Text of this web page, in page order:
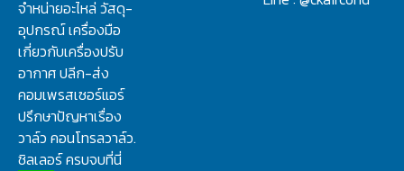
จำหน่ายอะไหล่ วัสดุ-
อุปกรณ์ เครื่องมือ
เกี่ยวกับเครื่องปรับ
อากาศ ปลีก-ส่ง
คอมเพรสเซอร์แอร์
ปรึกษาปัญหาเรื่อง
วาล์ว คอนโทรลวาล์ว.
ชิลเลอร์ ครบจบที่นี่